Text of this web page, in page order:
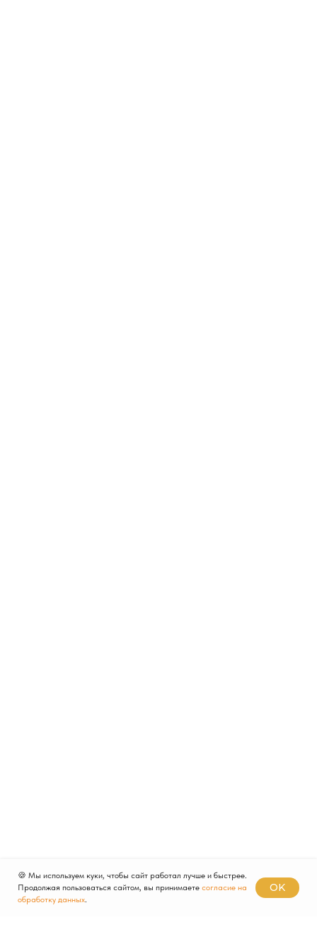
🍪 Мы используем куки, чтобы сайт работал лучше и быстрее.
Продолжая пользоваться сайтом, вы принимаете согласие на
обработку данных.
OK